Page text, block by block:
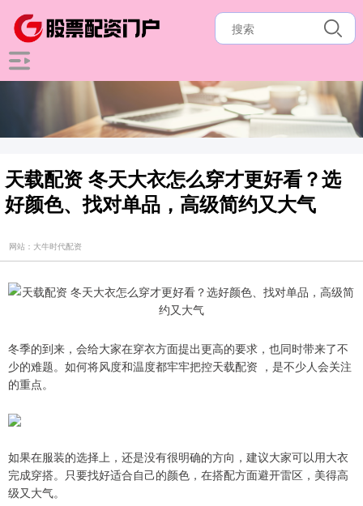
天载配资 冬天大衣怎么穿才更好看？选
好颜色、找对单品，高级简约又大气
网站：大牛时代配资
冬季的到来，会给大家在穿衣方面提出更高的要求，也同时带来了不
少的难题。如何将风度和温度都牢牢把控天载配资 ，是不少人会关注
的重点。
如果在服装的选择上，还是没有很明确的方向，建议大家可以用大衣
完成穿搭。只要找好适合自己的颜色，在搭配方面避开雷区，美得高
级又大气。